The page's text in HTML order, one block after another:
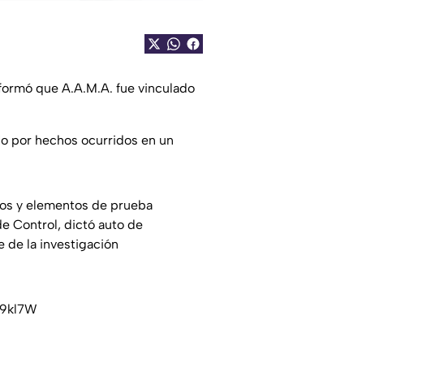
que A.A.M.A. fue vinculado
por hechos ocurridos en un
y elementos de prueba
Control, dictó auto de
de la investigación